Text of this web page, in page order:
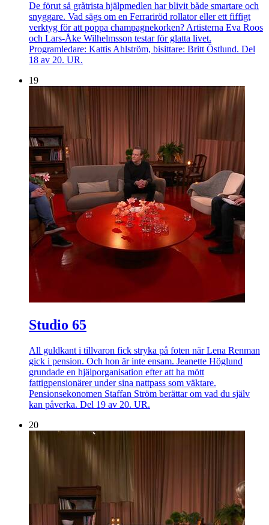
De förut så gråtrista hjälpmedlen har blivit både smartare och
snyggare. Vad sägs om en Ferrariröd rollator eller ett fiffigt
verktyg för att poppa champagnekorken? Artisterna Eva Roos
och Lars-Åke Wilhelmsson testar för glatta livet.
Programledare: Kattis Ahlström, bisittare: Britt Östlund. Del
18 av 20. UR.
19
Studio 65
All guldkant i tillvaron fick stryka på foten när Lena Renman
gick i pension. Och hon är inte ensam. Jeanette Höglund
grundade en hjälporganisation efter att ha mött
fattigpensionärer under sina nattpass som väktare.
Pensionsekonomen Staffan Ström berättar om vad du själv
kan påverka. Del 19 av 20. UR.
20